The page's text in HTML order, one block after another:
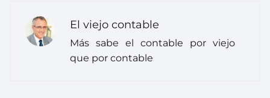
El viejo contable
Más sabe el contable por viejo
que por contable